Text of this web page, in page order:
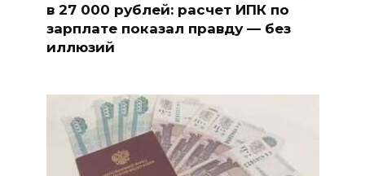
в 27 000 рублей: расчет ИПК по
зарплате показал правду — без
иллюзий